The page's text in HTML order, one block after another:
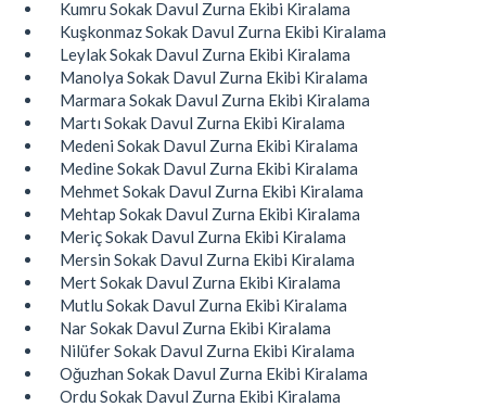
Kumru Sokak Davul Zurna Ekibi Kiralama
Kuşkonmaz Sokak Davul Zurna Ekibi Kiralama
Leylak Sokak Davul Zurna Ekibi Kiralama
Manolya Sokak Davul Zurna Ekibi Kiralama
Marmara Sokak Davul Zurna Ekibi Kiralama
Martı Sokak Davul Zurna Ekibi Kiralama
Medeni Sokak Davul Zurna Ekibi Kiralama
Medine Sokak Davul Zurna Ekibi Kiralama
Mehmet Sokak Davul Zurna Ekibi Kiralama
Mehtap Sokak Davul Zurna Ekibi Kiralama
Meriç Sokak Davul Zurna Ekibi Kiralama
Mersin Sokak Davul Zurna Ekibi Kiralama
Mert Sokak Davul Zurna Ekibi Kiralama
Mutlu Sokak Davul Zurna Ekibi Kiralama
Nar Sokak Davul Zurna Ekibi Kiralama
Nilüfer Sokak Davul Zurna Ekibi Kiralama
Oğuzhan Sokak Davul Zurna Ekibi Kiralama
Ordu Sokak Davul Zurna Ekibi Kiralama